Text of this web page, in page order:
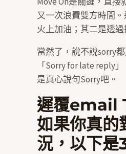
又一次浪費雙方時間
火上加油；其二是透
當然了，說不說sorry
「Sorry for late reply
是真心說句Sorry吧。
遲覆email
如果你真的
況，以下